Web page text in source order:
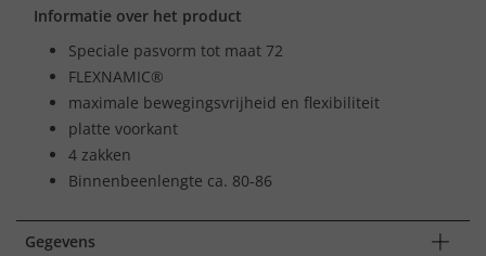
Informatie over het product
Speciale pasvorm tot maat 72
FLEXNAMIC®
maximale bewegingsvrijheid en flexibiliteit
platte voorkant
4 zakken
Binnenbeenlengte ca. 80-86
Gegevens